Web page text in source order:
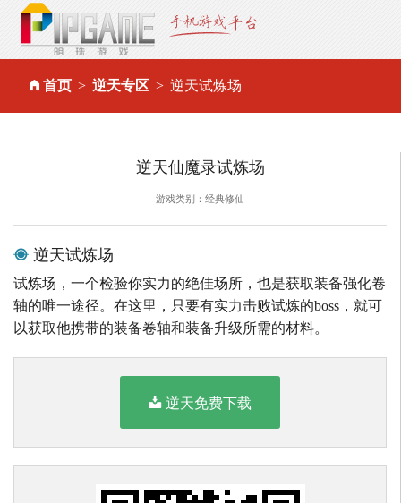
首页 逆天专区 逆天试炼场
逆天仙魔录试炼场
游戏类别：经典修仙
逆天试炼场
试炼场，一个检验你实力的绝佳场所，也是获取装备强化卷
轴的唯一途径。在这里，只要有实力击败试炼的boss，就可
以获取他携带的装备卷轴和装备升级所需的材料。
逆天免费下载